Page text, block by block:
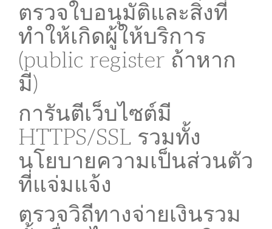
ตรวจใบอนุมัติและสิ่งที่
ทำให้เกิดผู้ให้บริการ
(public register ถ้าหาก
มี)
การันตีเว็บไซต์มี
HTTPS/SSL รวมทั้ง
นโยบายความเป็นส่วนตัว
ที่แจ่มแจ้ง
ตรวจวิถีทางจ่ายเงินรวม